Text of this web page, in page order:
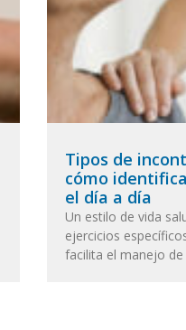
Tipos de
cómo
el día a día
Un estilo de vida
ejercicios
facilita el manejo